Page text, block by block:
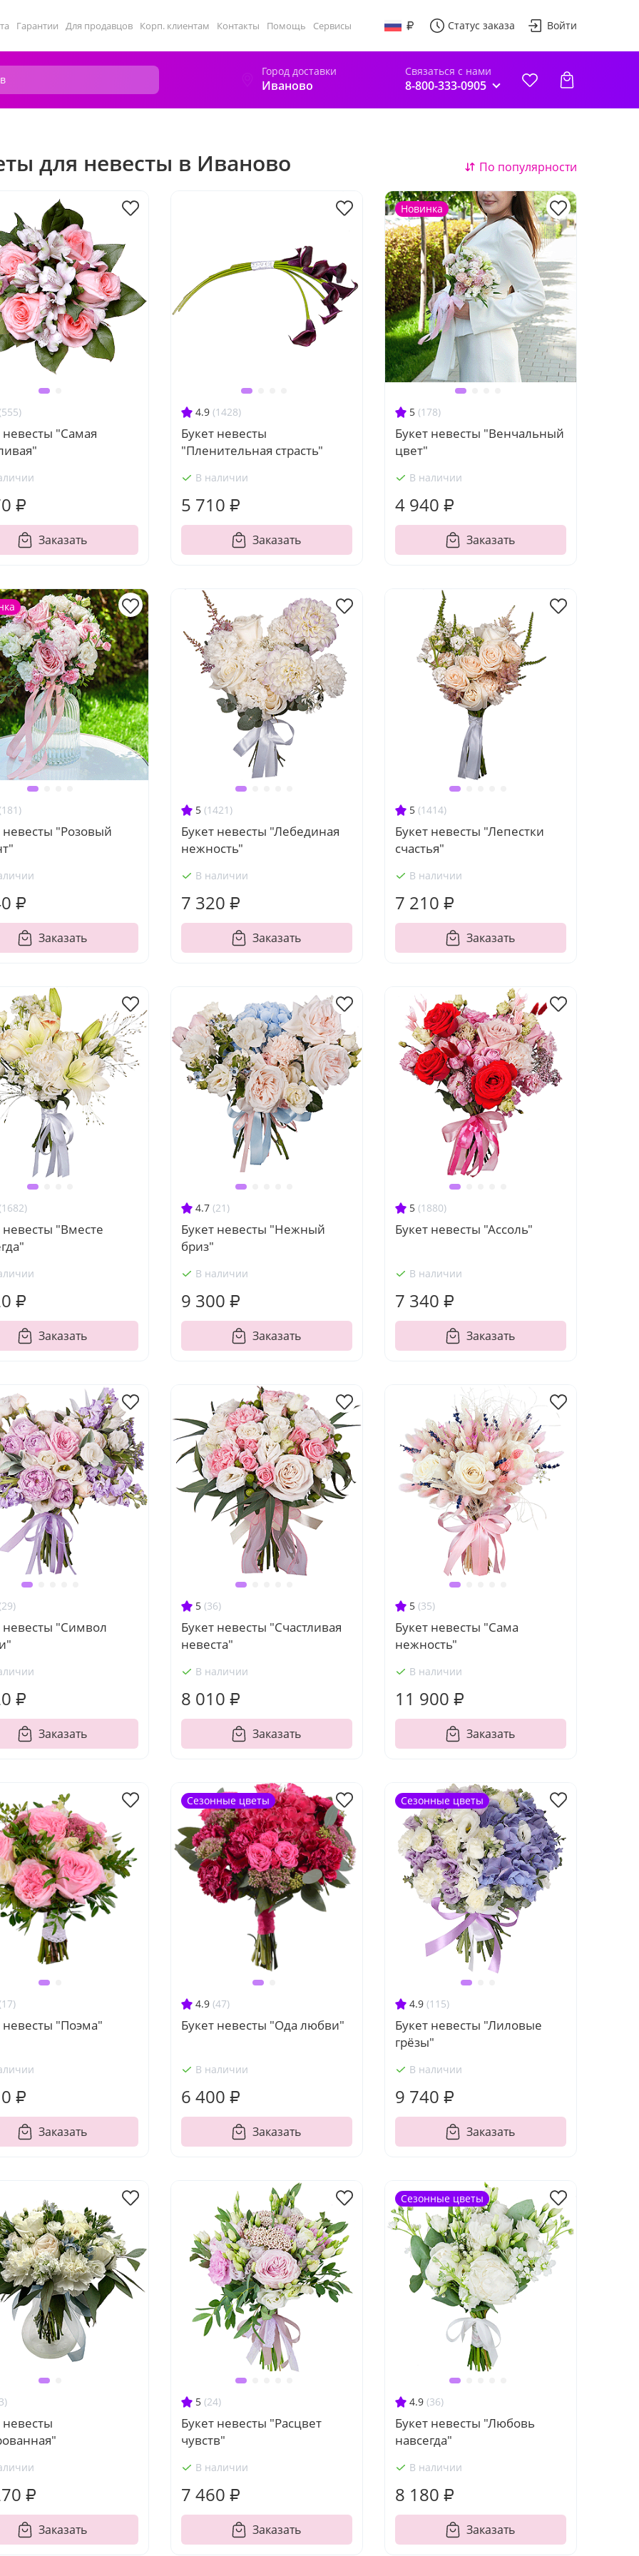
Гарантии Для продавцов Корп. клиентам Контакты Помощь Сервисы Статус заказа Войти
Город доставки
Иваново
Связаться с нами
8-800-333-0905
для невесты в Иваново По популярности
невесты "Самая
₽
Заказать
4.9 (1428)
Букет невесты
"Пленительная страсть"
В наличии
5 710 ₽
Заказать
5 (178)
Букет невесты "Венчальный
цвет"
В наличии
4 940 ₽
Заказать
Новинка
невесты "Розовый
₽
Заказать
5 (1421)
Букет невесты "Лебединая
нежность"
В наличии
7 320 ₽
Заказать
5 (1414)
Букет невесты "Лепестки
счастья"
В наличии
7 210 ₽
Заказать
невесты "Вместе
₽
Заказать
4.7 (21)
Букет невесты "Нежный
бриз"
В наличии
9 300 ₽
Заказать
5 (1880)
Букет невесты "Ассоль"
В наличии
7 340 ₽
Заказать
невесты "Символ
₽
Заказать
5 (36)
Букет невесты "Счастливая
невеста"
В наличии
8 010 ₽
Заказать
5 (35)
Букет невесты "Сама
нежность"
В наличии
11 900 ₽
Заказать
невесты "Поэма"
₽
Заказать
4.9 (47)
Букет невесты "Ода любви"
В наличии
6 400 ₽
Заказать
Сезонные цветы
4.9 (115)
Букет невесты "Лиловые
грёзы"
В наличии
9 740 ₽
Заказать
Сезонные цветы
невесты
₽
Заказать
5 (24)
Букет невесты "Расцвет
чувств"
В наличии
7 460 ₽
Заказать
4.9 (36)
Букет невесты "Любовь
навсегда"
В наличии
8 180 ₽
Заказать
Сезонные цветы